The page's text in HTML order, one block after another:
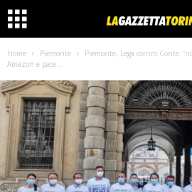
Home Piemonte
Piemonte, Lega contro Conte:
Amazon e pace...